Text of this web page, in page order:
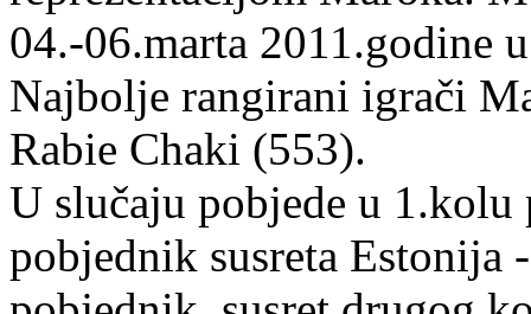
04.-06.marta 2011.godine
Najbolje rangirani igrači
Rabie Chaki (553).
U slučaju pobjede u
pobjednik susreta Estonija